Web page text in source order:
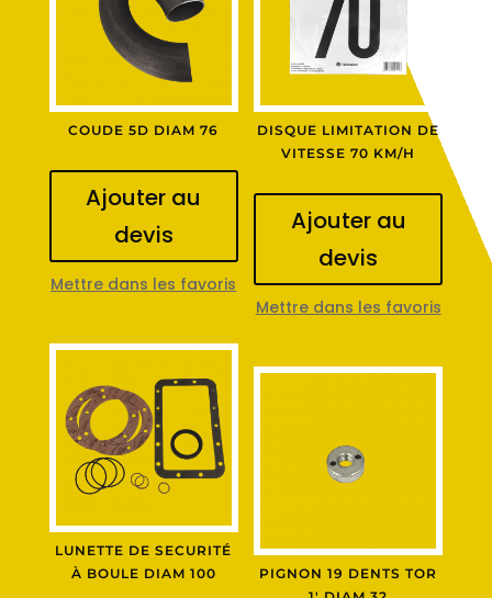
COUDE 5D DIAM 76
Ajouter au
devis
Mettre dans les favoris
DISQUE LIMITATION DE
VITESSE 70 KM/H
Ajouter au
devis
Mettre dans les favoris
LUNETTE DE SECURITÉ
À BOULE DIAM 100
PIGNON 19 DENTS TOR